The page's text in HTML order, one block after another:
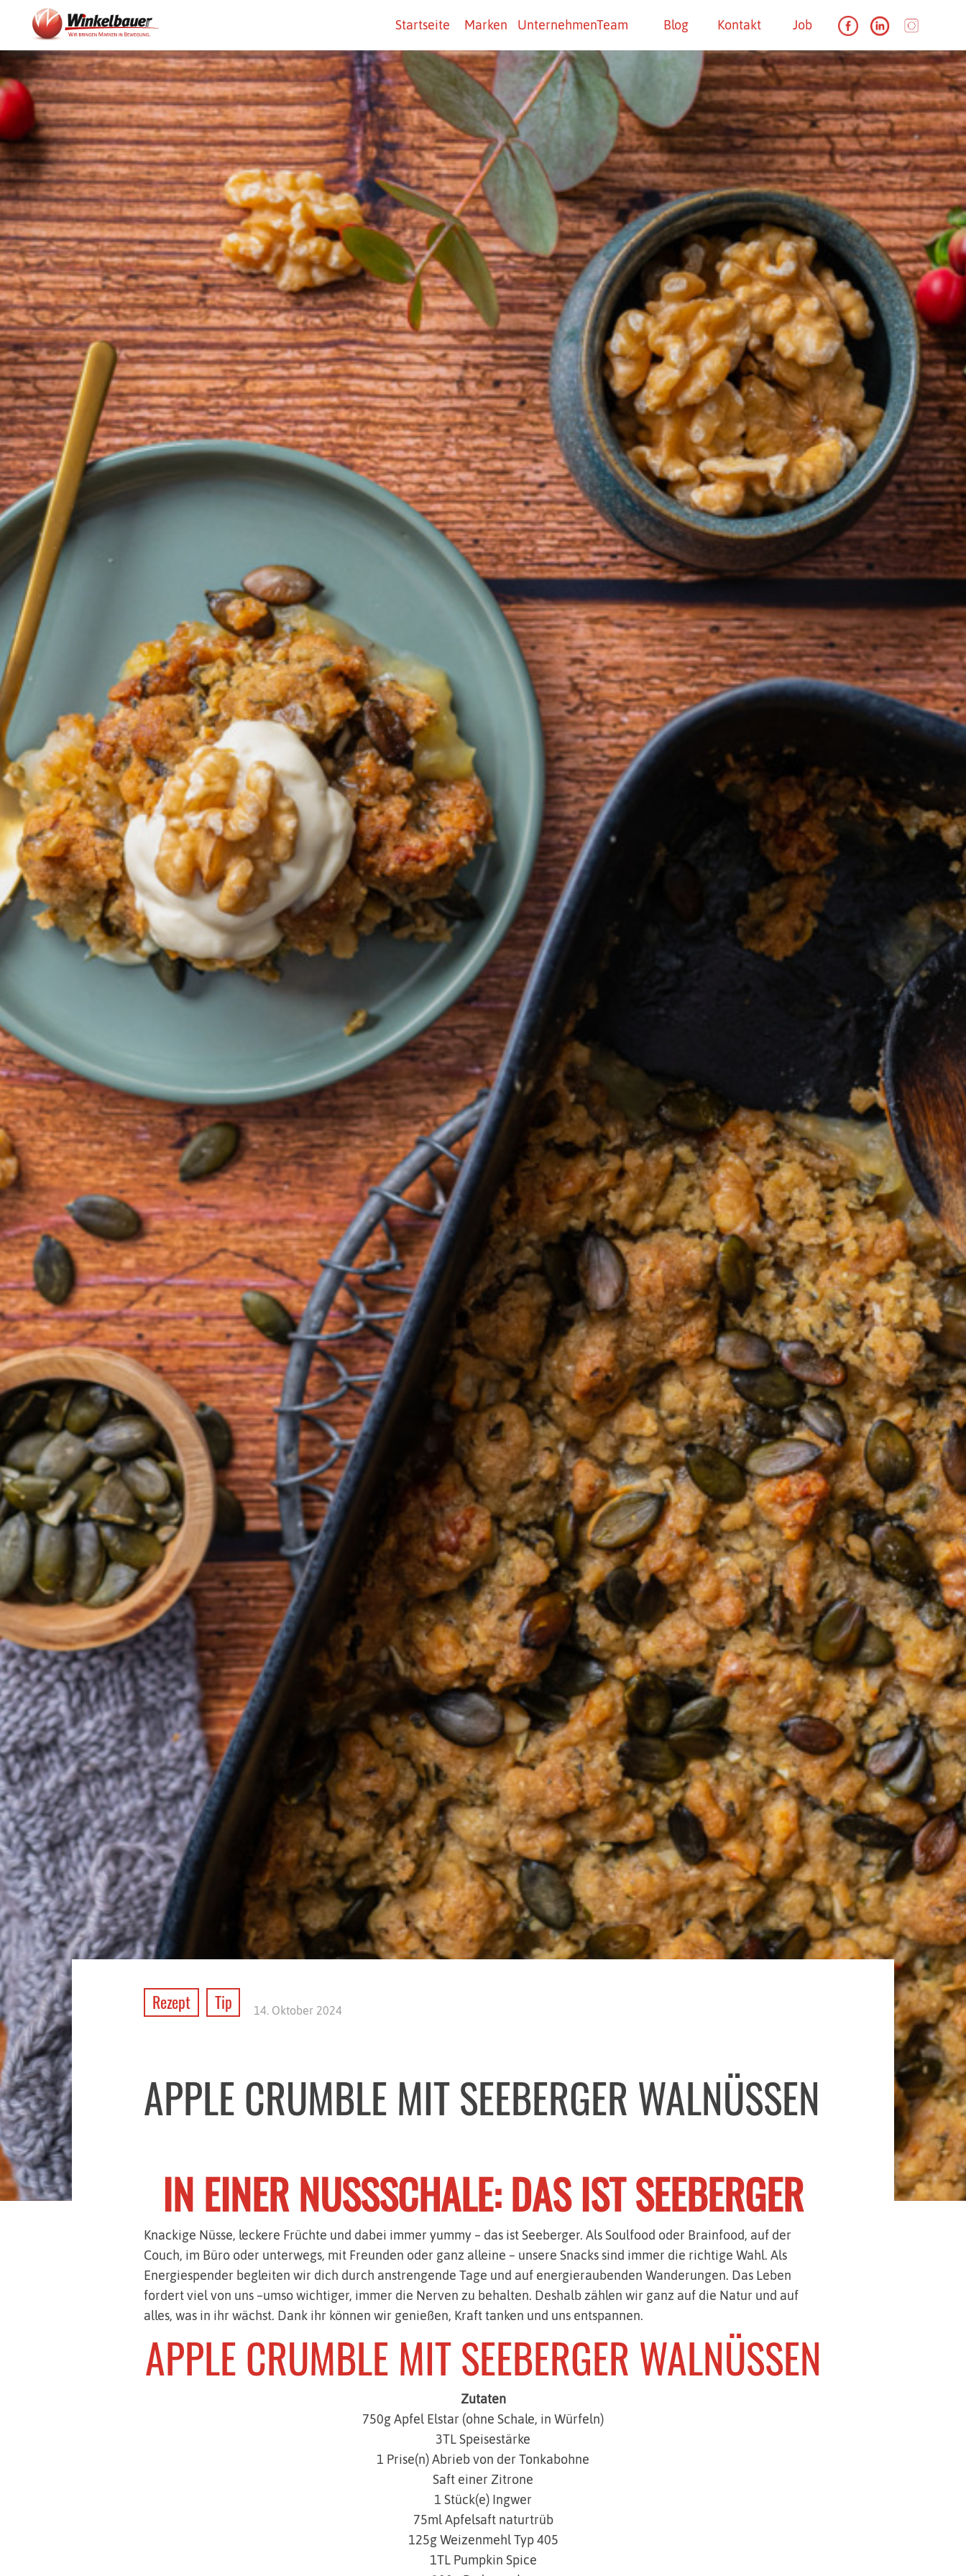
Startseite Marken UnternehmenTeam Blog Kontakt Job
Rezept Tip 14. Oktober 2024
APPLE CRUMBLE MIT SEEBERGER WALNÜSSEN
IN EINER NUSSSCHALE: DAS IST SEEBERGER
Knackige Nüsse, leckere Früchte und dabei immer yummy – das ist Seeberger. Als Soulfood oder Brainfood, auf der
Couch, im Büro oder unterwegs, mit Freunden oder ganz alleine – unsere Snacks sind immer die richtige Wahl. Als
Energiespender begleiten wir dich durch anstrengende Tage und auf energieraubenden Wanderungen. Das Leben
fordert viel von uns –umso wichtiger, immer die Nerven zu behalten. Deshalb zählen wir ganz auf die Natur und auf
alles, was in ihr wächst. Dank ihr können wir genießen, Kraft tanken und uns entspannen.
APPLE CRUMBLE MIT SEEBERGER WALNÜSSEN
Zutaten
750g Apfel Elstar (ohne Schale, in Würfeln)
3TL Speisestärke
1 Prise(n) Abrieb von der Tonkabohne
Saft einer Zitrone
1 Stück(e) Ingwer
75ml Apfelsaft naturtrüb
125g Weizenmehl Typ 405
1TL Pumpkin Spice